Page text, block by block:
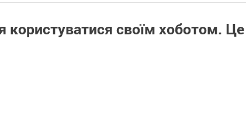
користуватися своїм хоботом.